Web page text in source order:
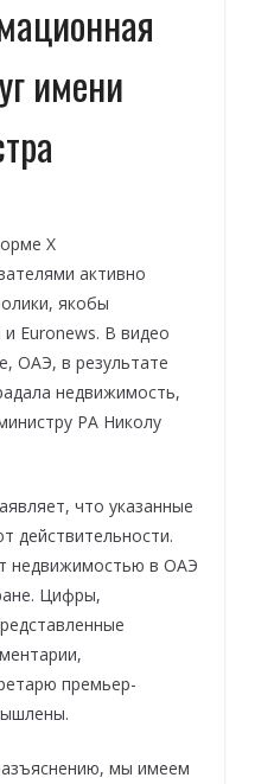
имени
X
активно
якобы
Euronews. В видео
ОАЭ, в результате
недвижимость,
РА Николу
что указанные
действительности.
недвижимостью в ОАЭ
Цифры,
премьер-
мы имеем